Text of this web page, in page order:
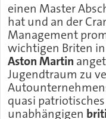
einen Master
hat und an der
Management
wichtigen Briten in
Aston Martin
Jugendtraum zu
quasi
unabhängigen